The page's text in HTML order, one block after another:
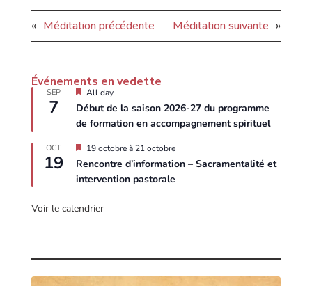
« Méditation précédente Méditation suivante »
Événements en vedette
SEP
7
E
n
v
e
e
t
e
All day
Début de la saison 2026-27 du programme
de formation en accompagnement spirituel
OCT
19
E
v
e
e
t
19 octobreà 21 octobre
Rencontre d’information – Sacramentalité et
intervention pastorale
Voir le calendrier